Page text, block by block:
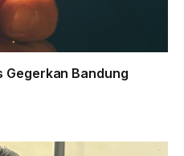
Gegerkan Bandung